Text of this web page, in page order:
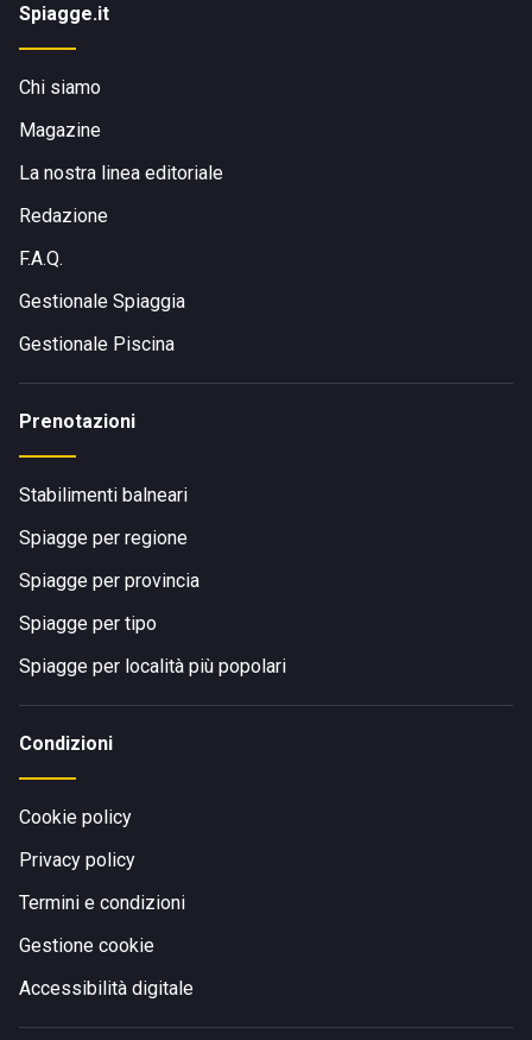
Spiagge.it
Chi siamo
Magazine
La nostra linea editoriale
Redazione
F.A.Q.
Gestionale Spiaggia
Gestionale Piscina
Prenotazioni
Stabilimenti balneari
Spiagge per regione
Spiagge per provincia
Spiagge per tipo
Spiagge per località più popolari
Condizioni
Cookie policy
Privacy policy
Termini e condizioni
Gestione cookie
Accessibilità digitale